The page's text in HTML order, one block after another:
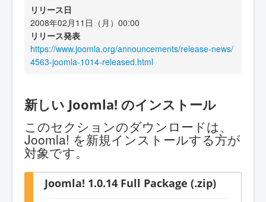
リリース日
2008年02月11日（月）00:00
リリース発表
https://www.joomla.org/announcements/release-news/
4563-joomla-1014-released.html
新しい Joomla! のインストール
このセクションのダウンロードは、
Joomla! を新規インストールする方が
対象です。
Joomla! 1.0.14 Full Package (.zip)